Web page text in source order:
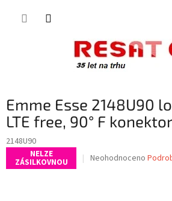
Emme Esse 2148U90
LTE free, 90° F
2148U90
NELZE
ZÁSILKOVNOU
Průměrné
Neohodnoceno